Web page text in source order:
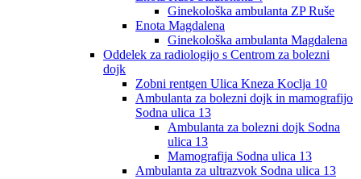
Ginekološka ambulanta ZP Ruše
Enota Magdalena
Ginekološka ambulanta Magdalena
Oddelek za radiologijo s Centrom za bolezni
dojk
Zobni rentgen Ulica Kneza Koclja 10
Ambulanta za bolezni dojk in mamografijo
Sodna ulica 13
Ambulanta za bolezni dojk Sodna
ulica 13
Mamografija Sodna ulica 13
Ambulanta za ultrazvok Sodna ulica 13